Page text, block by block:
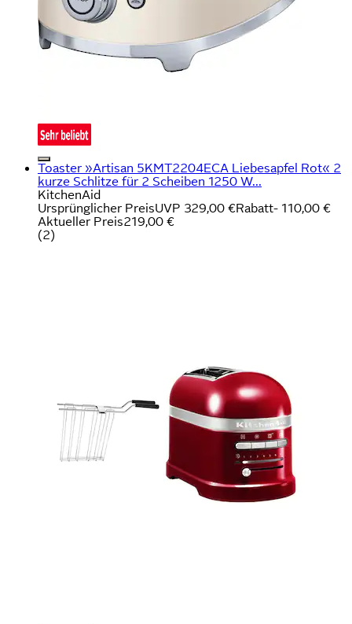
Toaster »Artisan 5KMT2204ECA Liebesapfel Rot« 2
kurze Schlitze für 2 Scheiben 1250 W...
KitchenAid
Ursprünglicher PreisUVP 329,00 €Rabatt- 110,00 €
Aktueller Preis219,00 €
(2)